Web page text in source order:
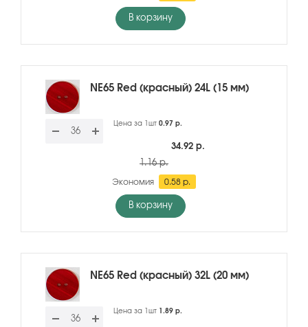
В корзину
NE65 Red (красный) 24L (15 мм)
Цена за 1шт 0.97 р.
34.92 р.
1.16 р.
Экономия 0.58 р.
В корзину
NE65 Red (красный) 32L (20 мм)
Цена за 1шт 1.89 р.